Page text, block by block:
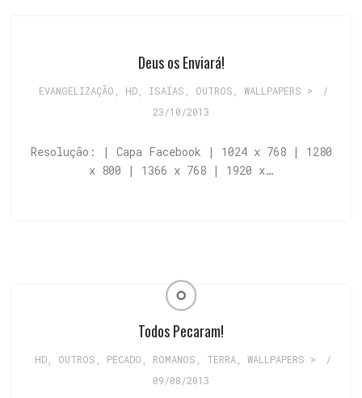
Deus os Enviará!
EVANGELIZAÇÃO HD, ISAÍAS OUTROS WALLPAPERS >
/
23/10/2013
Resolução: | Capa Facebook | 1024 x 768 | 1280
x 800 | 1366 x 768 | 1920 x…
Todos Pecaram!
HD OUTROS PECADO ROMANOS TERRA WALLPAPERS >
/
09/08/2013